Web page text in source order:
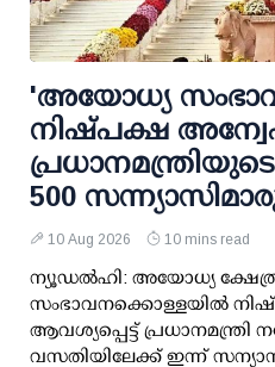
'അയോധ്യ
നിഷ്പക്ഷ
500
10 Aug 2026 10 mins read
ന്യൂഡല്‍ഹി: അയോധ്യ
സംഭാവനക്കൊള്ളയില്‍
ആവശ്യപ്പെട്ട് പ്രധാനമന്ത്രി
വസതിയിലേക്ക് ഇന്ന്